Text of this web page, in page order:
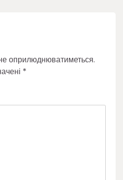
оприлюднюватиметься.
*